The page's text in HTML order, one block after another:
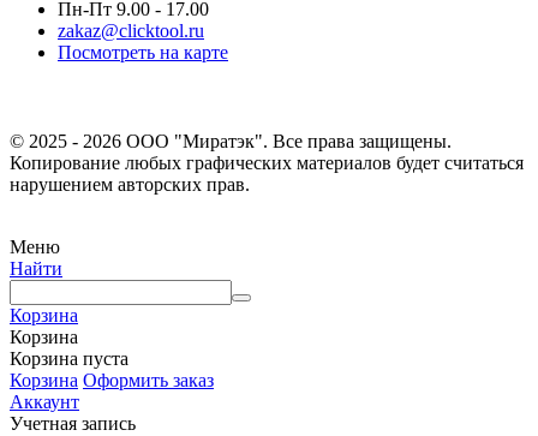
Пн-Пт 9.00 - 17.00
zakaz@clicktool.ru
Посмотреть на карте
© 2025 - 2026 ООО "Миратэк". Все права защищены.
Копирование любых графических материалов будет считаться
нарушением авторских прав.
Меню
Найти
Корзина
Корзина
Корзина пуста
Корзина Оформить заказ
Аккаунт
Учетная запись